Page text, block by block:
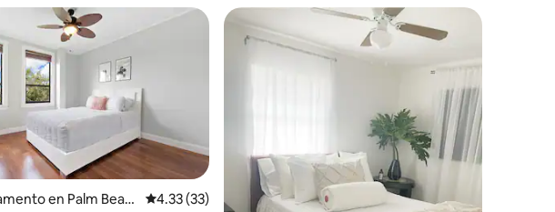
5.0 de 5; 11 evaluaciones
en Palm Beac
Calificación promedio: 4.33 de 5; 33 evaluaciones
4.33 (33)